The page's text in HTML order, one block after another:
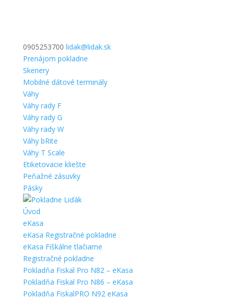
0905253700 lidak@lidak.sk
Prenájom pokladne
Skenery
Mobilné dátové terminály
Váhy
Váhy rady F
Váhy rady G
Váhy rady W
Váhy bRite
Váhy T Scale
Etiketovacie kliešte
Peňažné zásuvky
Pásky
Úvod
eKasa
eKasa Registračné pokladne
eKasa Fiškálne tlačiarne
Registračné pokladne
Pokladňa Fiskal Pro N82 – eKasa
Pokladňa Fiskal Pro N86 – eKasa
Pokladňa FiskalPRO N92 eKasa